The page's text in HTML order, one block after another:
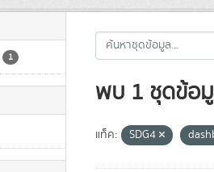
1
พบ 1 ชุดข้อ
แท็ค: SDG4